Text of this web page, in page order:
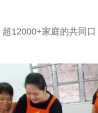
带孩子放学，让工作热情高
工作，那天河区家政公司白
怎么计算呢？
12000+家庭的共同口